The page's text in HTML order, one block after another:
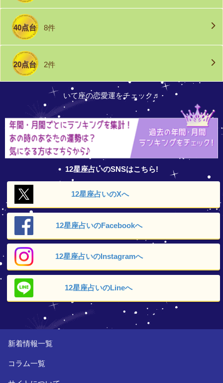
40点台 8件
20点台 2件
いて座の恋愛運をチェック♬
12星座占いのSNSはこちら!
12星座占いのXへ
12星座占いのFacebookへ
12星座占いのInstagramへ
12星座占いのLineへ
新着情報一覧
コラム一覧